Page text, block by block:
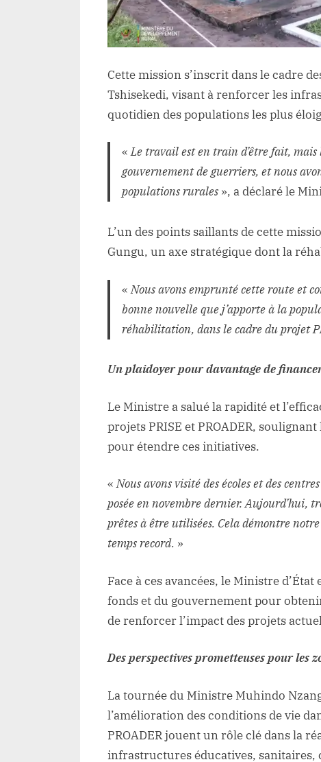
Cette mission s’inscrit dans le cadre
Tshisekedi, visant à renforcer les
quotidien des populations les plus
«Le travail est en train d’être fait,
gouvernement de guerriers, et nous
populations rurales », a déclaré le
L’un des points saillants de cette
Gungu, un axe stratégique dont la
«Nous avons emprunté cette route et
bonne nouvelle que j’apporte à la
réhabilitation, dans le cadre du projet
Un plaidoyer pour davantage de
Le Ministre a salué la rapidité et
projets PRISE et PROADER,
pour étendre ces initiatives.
«Nous avons visité des écoles et des
posée en novembre dernier. Aujourd’hui,
prêtes à être utilisées. Cela démontre
temps record. »
Face à ces avancées, le Ministre
fonds et du gouvernement pour
de renforcer l’impact des projets
Des perspectives prometteuses pour les
La tournée du Ministre Muhindo
l’amélioration des conditions de vie
PROADER jouent un rôle clé dans la
infrastructures éducatives, sanitaires,